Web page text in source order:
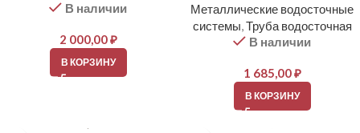
В наличии
2 000,00₽
В КОРЗИНУ
Металлические водосточные
системы,Труба водосточная
В наличии
1 685,00₽
В КОРЗИНУ